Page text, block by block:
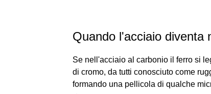
Quando l'acciaio diventa
Se nell'acciaio al carbonio il ferro si
di cromo, da tutti conosciuto come
formando una pellicola di qualche